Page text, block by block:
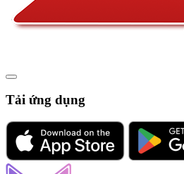
Tải ứng dụng